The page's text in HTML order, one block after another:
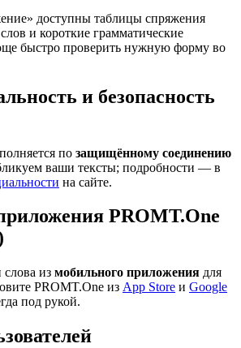
доступны таблицы спряжения
и короткие грамматические
быстро проверить нужную форму во
и безопасность
по защищённому соединению
ваши тексты; подробности — в
на сайте.
PROMT.One
из мобильного приложения для
PROMT.One из App Store и Google
под рукой.